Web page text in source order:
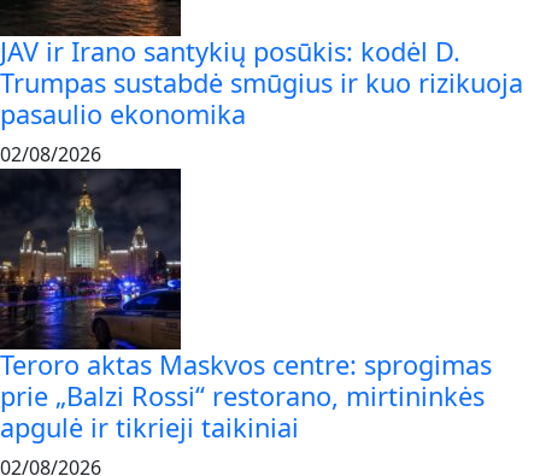
JAV ir Irano santykių posūkis: kodėl D.
Trumpas sustabdė smūgius ir kuo rizikuoja
pasaulio ekonomika
02/08/2026
Teroro aktas Maskvos centre: sprogimas
prie „Balzi Rossi“ restorano, mirtininkės
apgulė ir tikrieji taikiniai
02/08/2026